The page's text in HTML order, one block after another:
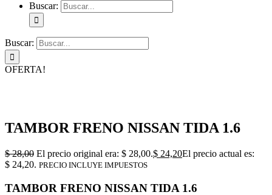
Buscar:
Buscar:
OFERTA!
TAMBOR FRENO NISSAN TIDA 1.6
$28,00 El precio original era: $ 28,00.$ 24,20El precio actual es:
$ 24,20. PRECIO INCLUYE IMPUESTOS
TAMBOR FRENO NISSAN TIDA 1.6